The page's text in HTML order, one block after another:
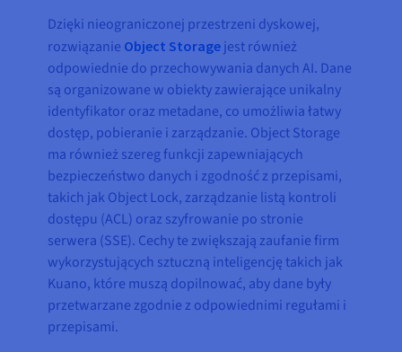
Dzięki nieograniczonej przestrzeni dyskowej,
rozwiązanie Object Storage jest również
odpowiednie do przechowywania danych AI. Dane
są organizowane w obiekty zawierające unikalny
identyfikator oraz metadane, co umożliwia łatwy
dostęp, pobieranie i zarządzanie. Object Storage
ma również szereg funkcji zapewniających
bezpieczeństwo danych i zgodność z przepisami,
takich jak Object Lock, zarządzanie listą kontroli
dostępu (ACL) oraz szyfrowanie po stronie
serwera (SSE). Cechy te zwiększają zaufanie firm
wykorzystujących sztuczną inteligencję takich jak
Kuano, które muszą dopilnować, aby dane były
przetwarzane zgodnie z odpowiednimi regułami i
przepisami.